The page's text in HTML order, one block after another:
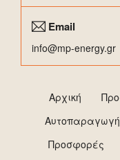
Email
info@mp-energy.gr
Αρχική
Προσφορές